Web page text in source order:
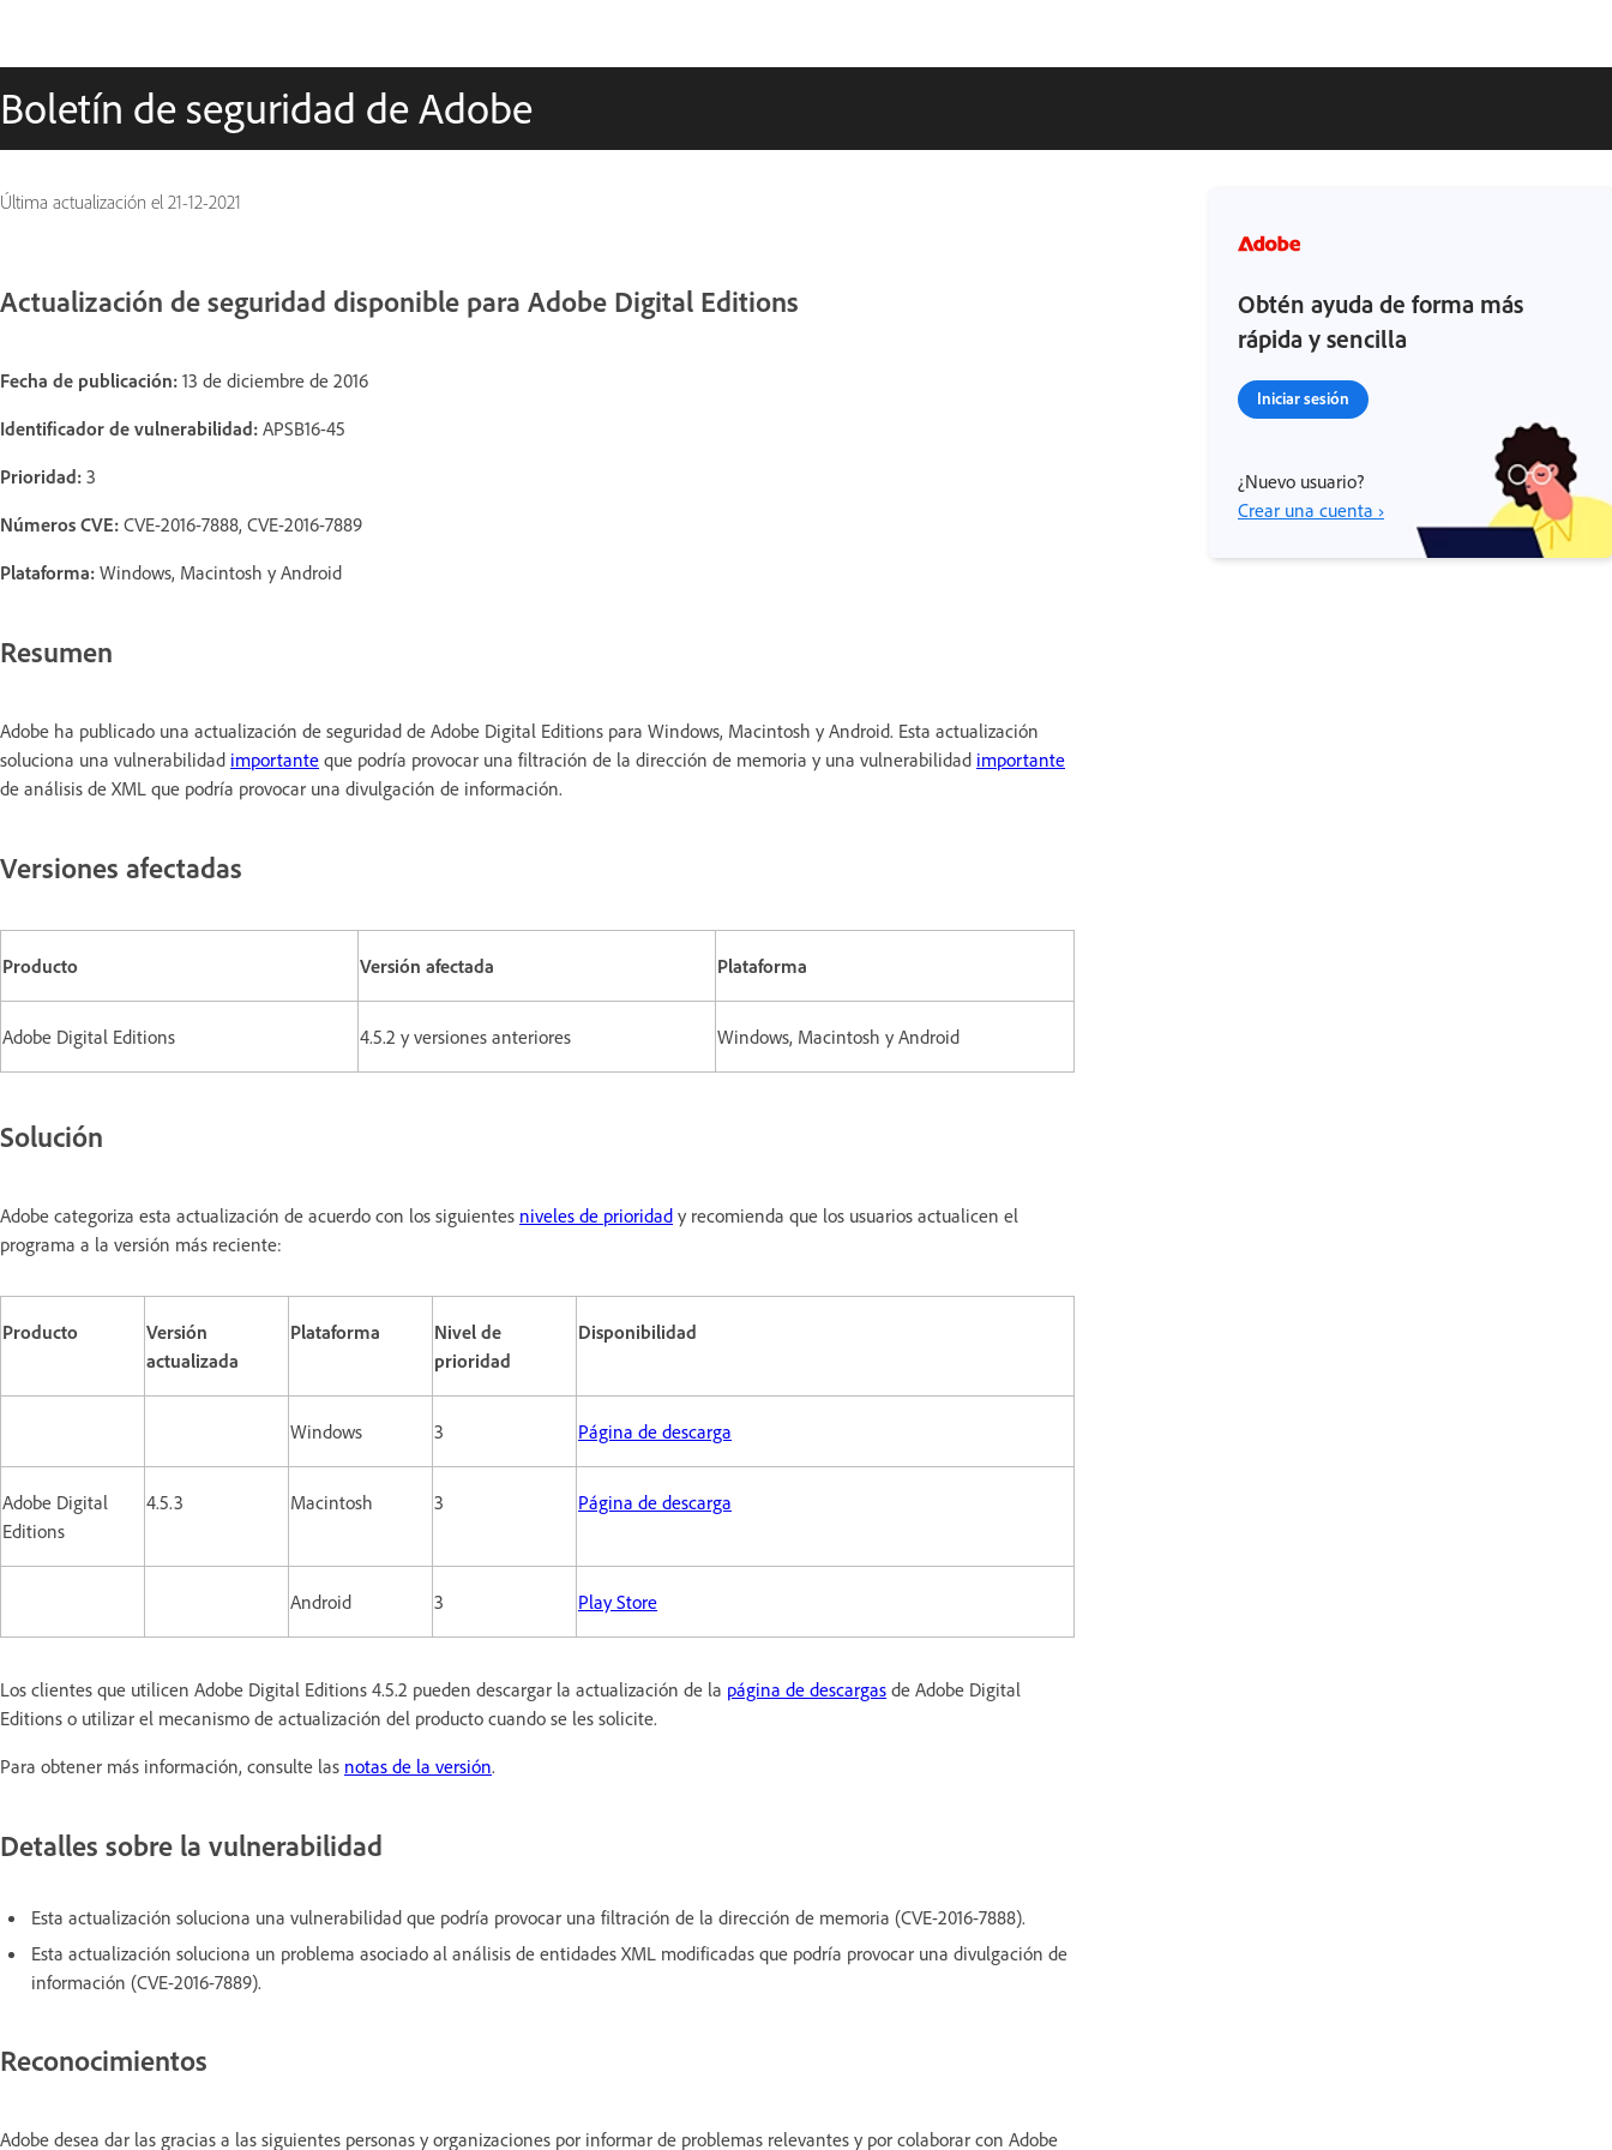
Boletín de seguridad de Adobe
Última actualización el 21-12-2021
Actualización de seguridad disponible para Adobe Digital Editions
Fecha de publicación: 13 de diciembre de 2016
Identificador de vulnerabilidad: APSB16-45
Prioridad: 3
Números CVE: CVE-2016-7888, CVE-2016-7889
Plataforma: Windows, Macintosh y Android
Resumen
Adobe ha publicado una actualización de seguridad de Adobe Digital Editions para Windows, Macintosh y Android. Esta actualización
soluciona una vulnerabilidad importante que podría provocar una filtración de la dirección de memoria y una vulnerabilidad importante
de análisis de XML que podría provocar una divulgación de información.
Versiones afectadas
Producto Versión afectada Plataforma
Adobe Digital Editions 4.5.2 y versiones anteriores Windows, Macintosh y Android
Solución
Adobe categoriza esta actualización de acuerdo con los siguientes niveles de prioridad y recomienda que los usuarios actualicen el
programa a la versión más reciente:
Producto
Versión
actualizada
Plataforma
Nivel de
prioridad
Disponibilidad
Windows 3 Página de descarga
Adobe Digital
Editions
4.5.3 Macintosh 3 Página de descarga
Android 3 Play Store
Los clientes que utilicen Adobe Digital Editions 4.5.2 pueden descargar la actualización de la página de descargas de Adobe Digital
Editions o utilizar el mecanismo de actualización del producto cuando se les solicite.
Para obtener más información, consulte las notas de la versión.
Detalles sobre la vulnerabilidad
Esta actualización soluciona una vulnerabilidad que podría provocar una filtración de la dirección de memoria (CVE-2016-7888).
Esta actualización soluciona un problema asociado al análisis de entidades XML modificadas que podría provocar una divulgación de
información (CVE-2016-7889).
Reconocimientos
Adobe desea dar las gracias a las siguientes personas y organizaciones por informar de problemas relevantes y por colaborar con Adobe
Obtén ayuda de forma más
rápida y sencilla
Iniciar sesión
¿Nuevo usuario?
Crear una cuenta ›